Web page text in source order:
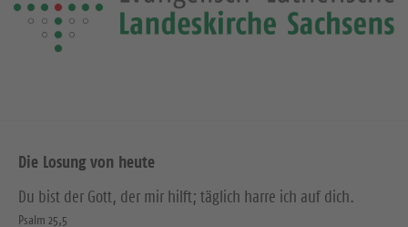
Die Losung von heute
Du bist der Gott, der mir hilft; täglich harre ich auf dich.
Psalm 25,5